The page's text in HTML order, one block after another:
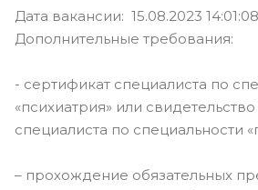
Дата вакансии: 15.08.2023 14:01:08
Дополнительные требования:
- сертификат специалиста по
«психиатрия» или
специалиста по специальности
– прохождение обязательных